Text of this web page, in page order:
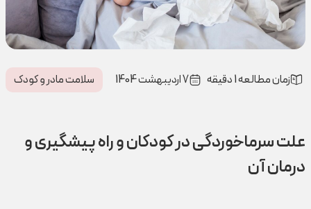
زمان مطالعه 1 دقیقه 7 اردیبهشت 1404 سلامت مادر و کودک
علت سرماخوردگی در کودکان و راه پیشگیری و
درمان آن